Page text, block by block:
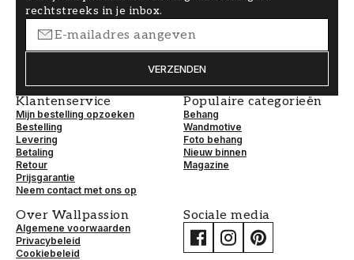
rechtstreeks in je inbox.
VERZENDEN
Klantenservice
Mijn bestelling opzoeken
Bestelling
Levering
Betaling
Retour
Prijsgarantie
Neem contact met ons op
Populaire categorieën
Behang
Wandmotive
Foto behang
Nieuw binnen
Magazine
Over Wallpassion
Algemene voorwaarden
Privacybeleid
Cookiebeleid
Sociale media